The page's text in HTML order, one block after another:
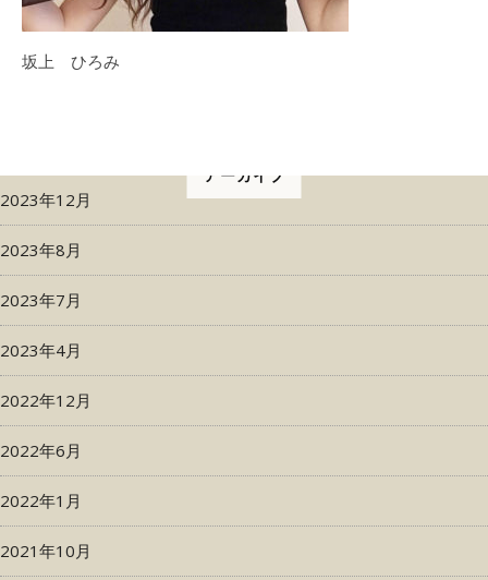
坂上 ひろみ
アーカイブ
2023年12月
2023年8月
2023年7月
2023年4月
2022年12月
2022年6月
2022年1月
2021年10月